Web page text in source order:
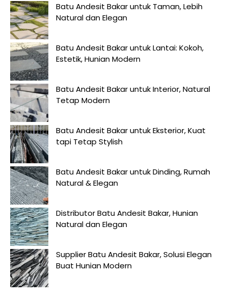
Batu Andesit Bakar untuk Taman, Lebih
Natural dan Elegan
Batu Andesit Bakar untuk Lantai: Kokoh,
Estetik, Hunian Modern
Batu Andesit Bakar untuk Interior, Natural
Tetap Modern
Batu Andesit Bakar untuk Eksterior, Kuat
tapi Tetap Stylish
Batu Andesit Bakar untuk Dinding, Rumah
Natural & Elegan
Distributor Batu Andesit Bakar, Hunian
Natural dan Elegan
Supplier Batu Andesit Bakar, Solusi Elegan
Buat Hunian Modern